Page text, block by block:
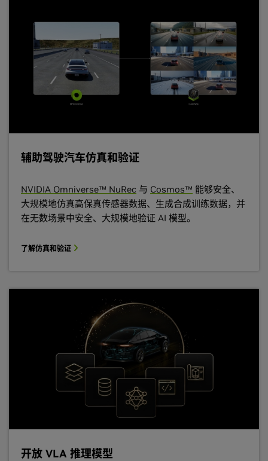
辅助驾驶汽车仿真和验证
NVIDIA Omniverse™ NuRec 与 Cosmos™ 能够安全、
大规模地仿真高保真传感器数据、生成合成训练数据，并
在无数场景中安全、大规模地验证 AI 模型。
了解仿真和验证
开放 VLA 推理模型